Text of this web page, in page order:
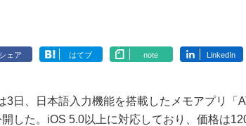
シェア はてブ note LinkedIn
日、日本語入力機能を搭載したメモアプリ「
した。iOS 5.0以上に対応しており、価格は